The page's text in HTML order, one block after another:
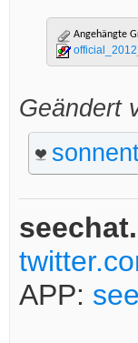
Angehängte
Geändert
APP: